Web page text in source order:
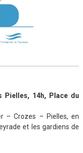
Pielles, 14h, Place du
– Crozes – Pielles, en
et les gardiens de